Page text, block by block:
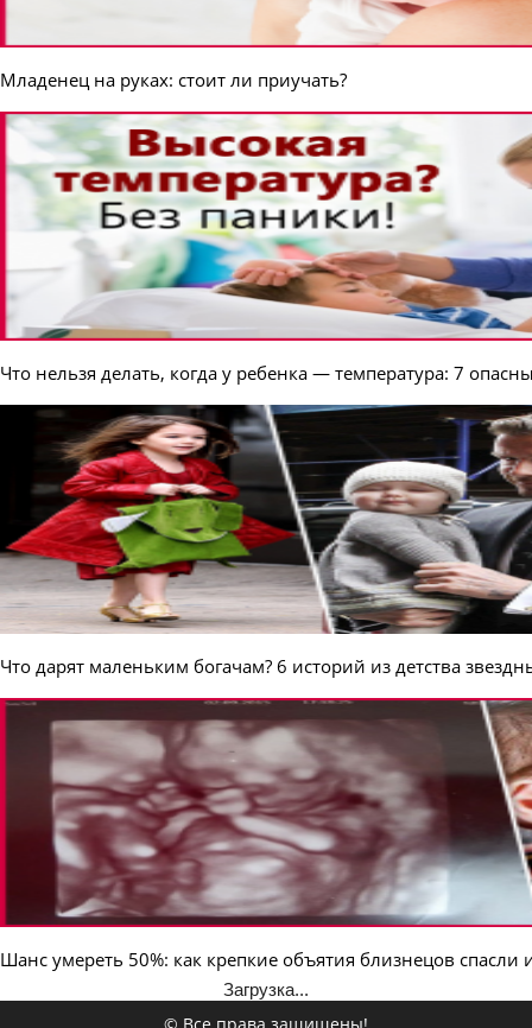
Младенец на руках: стоит ли приучать?
Что нельзя делать, когда у ребенка — температура: 7
Что дарят маленьким богачам? 6 историй из детства
Шанс умереть 50%: как крепкие объятия близнецов спасли
Загрузка...
© Все права защищены!